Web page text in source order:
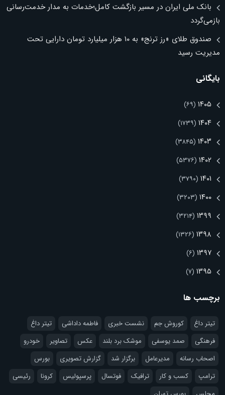
بانک ملی ایران در مسیر بازگشت کامل؛خدمات به مدار خدمت‌رسانی
بازمی‌گردد
صندوق طلای «رز ترنج» به ۱۰ هزار میلیارد تومان دارایی تحت
مدیریت رسید
بایگانی
۱۴۰۵ (۶۹)
۱۴۰۴ (۱۷۳۹)
۱۴۰۳ (۳۸۴۵)
۱۴۰۲ (۵۳۷۶)
۱۴۰۱ (۳۷۹۰)
۱۴۰۰ (۳۲۰۳)
۱۳۹۹ (۳۲۱۴)
۱۳۹۸ (۱۳۲۶)
۱۳۹۷ (۶)
۱۳۹۵ (۷)
برچسب ها
تیتر داغ کوروش جم نشست خبری فاطمه داداشی
تيتر داغ
فرهنگی
صمد یوسفی موشک برد بلند عکس تصاویر
خودرو
اصحاب رسانه
مدیرعامل برگزار شد گزارش تصویری
بورس
ترامپ
کسب و کار ترافیک فوتسال پرسپولیس کرونا
رئیسی